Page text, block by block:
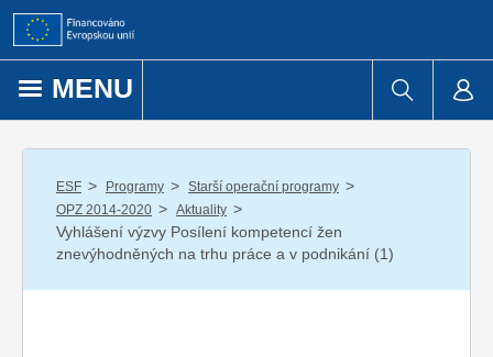
Přejít k obsahu
MENU
ESF / Programy / Starší operační programy /
OPZ 2014-2020 / Aktuality /
Vyhlášení výzvy Posílení kompetencí žen
znevýhodněných na trhu práce a v podnikání (1)